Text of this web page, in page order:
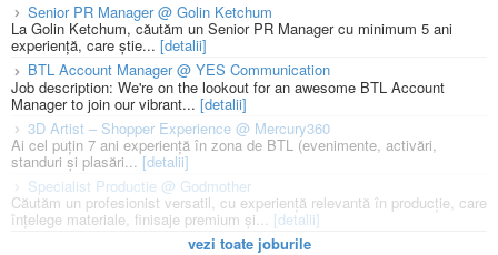
Senior PR Manager @ Golin Ketchum
La Golin Ketchum, căutăm un Senior PR Manager cu minimum 5 ani
experiență, care știe... [detalii]
BTL Account Manager @ YES Communication
Job description: We're on the lookout for an awesome BTL Account
Manager to join our vibrant... [detalii]
3D Artist – Shopper Experience @ Mercury360
Ai cel puțin 7 ani experiență în zona de BTL (evenimente, activări,
standuri și plasări...[detalii]
Specialist Productie @ Godmother
Căutăm un profesionist versatil, cu experiență relevantă în producție, care
înțelege materiale, finisaje premium și... [detalii]
vezi toate joburile